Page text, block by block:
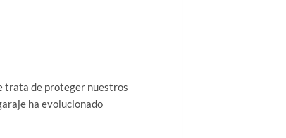
trata de proteger nuestros
ha evolucionado